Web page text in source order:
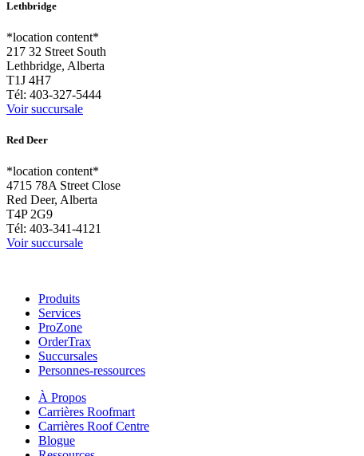
Lethbridge
*location content*
217 32 Street South
Lethbridge, Alberta
T1J 4H7
Tél: 403-327-5444
Voir succursale
Red Deer
*location content*
4715 78A Street Close
Red Deer, Alberta
T4P 2G9
Tél: 403-341-4121
Voir succursale
Produits
Services
ProZone
OrderTrax
Succursales
Personnes-ressources
À Propos
Carrières Roofmart
Carrières Roof Centre
Blogue